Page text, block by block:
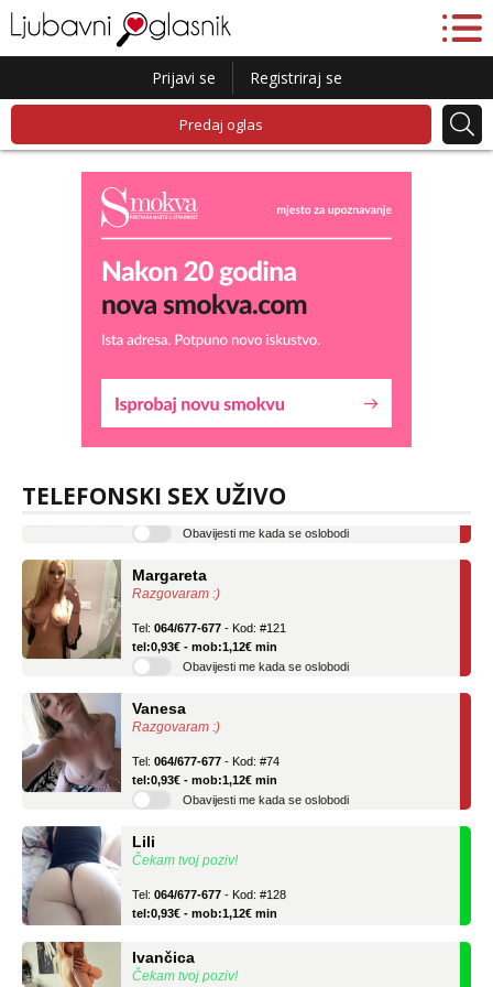
Prijavi se Registriraj se
Predaj oglas
TELEFONSKI SEX UŽIVO
Liliana
Razgovaram :)
tel:0,93€ - mob:1,12€ min
Razgovaram :)
tel:0,93€ - mob:1,12€ min
Obavijesti me kada se oslobodi
Razgovaram :)
tel:0,93€ - mob:1,12€ min
Obavijesti me kada se oslobodi
Čekam tvoj poziv!
tel:0,93€ - mob:1,12€ min
Čekam tvoj poziv!